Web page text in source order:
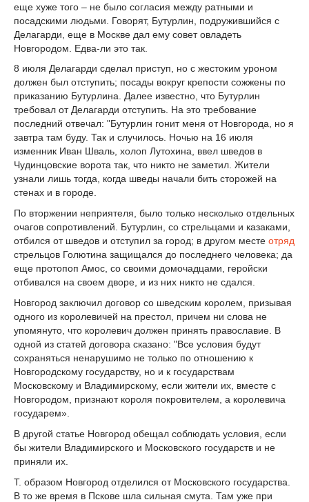
еще хуже того – не было согласия между ратными и
посадскими людьми. Говорят, Бутурлин, подружившийся с
Делагарди, еще в Москве дал ему совет овладеть
Новгородом. Едва-ли это так.
8 июля Делагарди сделал приступ, но с жестоким уроном
должен был отступить; посады вокруг крепости сожжены по
приказанию Бутурлина. Далее известно, что Бутурлин
требовал от Делагарди отступить. На это требование
последний отвечал: "Бутурлин гонит меня от Новгорода, но я
завтра там буду. Так и случилось. Ночью на 16 июля
изменник Иван Шваль, холоп Лутохина, ввел шведов в
Чудинцовские ворота так, что никто не заметил. Жители
узнали лишь тогда, когда шведы начали бить сторожей на
стенах и в городе.
По вторжении неприятеля, было только несколько отдельных
очагов сопротивлений. Бутурлин, со стрельцами и казаками,
отбился от шведов и отступил за город; в другом месте отряд
стрельцов Голютина защищался до последнего человека; да
еще протопоп Амос, со своими домочадцами, геройски
отбивался на своем дворе, и из них никто не сдался.
Новгород заключил договор со шведским королем, призывая
одного из королевичей на престол, причем ни слова не
упомянуто, что королевич должен принять православие. В
одной из статей договора сказано: "Все условия будут
сохраняться ненарушимо не только по отношению к
Новгородскому государству, но и к государствам
Московскому и Владимирскому, если жители их, вместе с
Новгородом, признают короля покровителем, а королевича
государем».
В другой статье Новгород обещал соблюдать условия, если
бы жители Владимирского и Московского государств и не
приняли их.
Т. образом Новгород отделился от Московского государства.
В то же время в Пскове шла сильная смута. Там уже при